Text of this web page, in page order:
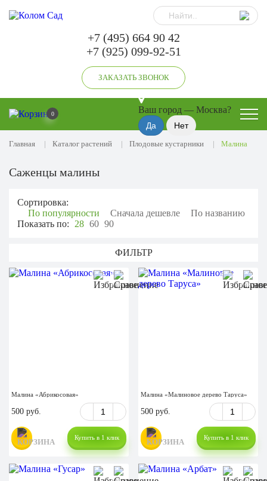
+7 (495) 664 90 42
+7 (925) 099-92-51
ЗАКАЗАТЬ ЗВОНОК
0 Ваш город — Москва?
Главная Каталог растений Плодовые кустарники Малина
Саженцы малины
Сортировка:
По популярности
Сначала дешевле
По названию
Показать по:
28 60 90
ФИЛЬТР
Малина «Абрикосовая»
500 руб.
Купить в 1 клик
Малина «Малиновое дерево Таруса»
500 руб.
Купить в 1 клик